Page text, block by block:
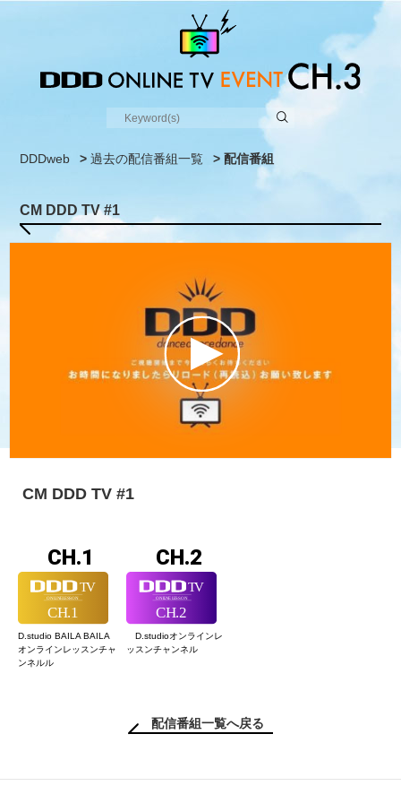
DDDweb >過去の配信番組一覧 > 配信番組
CM DDD TV #1
CM DDD TV #1
CH.1
D.studio BAILA BAILA
オンラインレッスンチャ
ンネルル
CH.2
D.studioオンラインレ
ッスンチャンネル
配信番組一覧へ戻る